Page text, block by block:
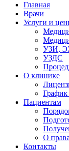
Главная
Врачи
Услуги и
УЗИ,
УЗДС
О клинике
Пациентам
О
Контакты